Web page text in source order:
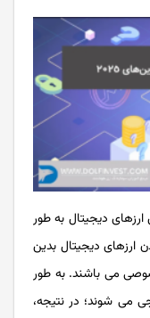
دیجیتال به طور
ارزهای دیجیتال بدین
می باشند. به طور
می شوند؛ در نتیجه،